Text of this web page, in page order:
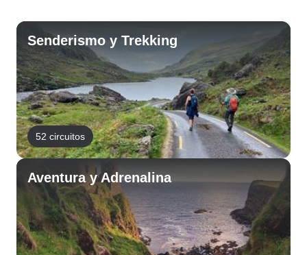
Senderismo y Trekking
52 circuitos
Aventura y Adrenalina